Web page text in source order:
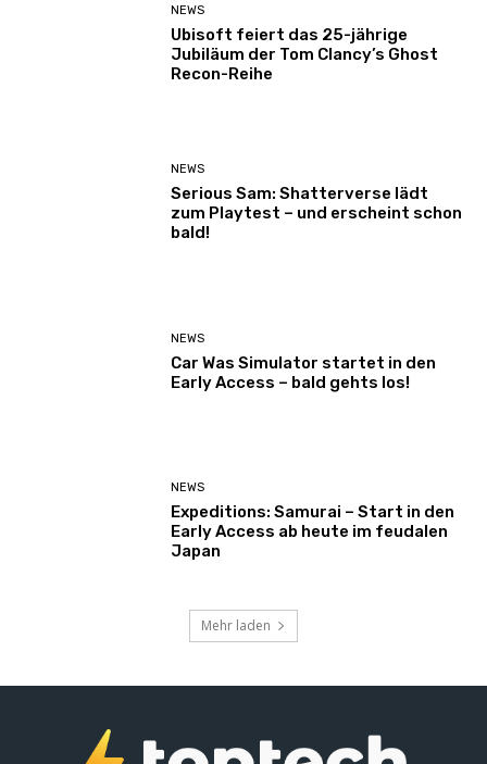
NEWS
Ubisoft feiert das 25-jährige
Jubiläum der Tom Clancy’s Ghost
Recon-Reihe
NEWS
Serious Sam: Shatterverse lädt
zum Playtest – und erscheint schon
bald!
NEWS
Car Was Simulator startet in den
Early Access – bald gehts los!
NEWS
Expeditions: Samurai – Start in den
Early Access ab heute im feudalen
Japan
Mehr laden